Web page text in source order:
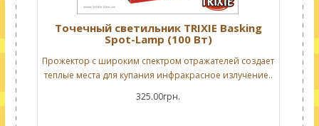
Точечный светильник TRIXIE Basking
Spot-Lamp (100 Вт)
Прожектор с широким спектром отражателей создает
теплые места для купания инфракрасное излучение..
325.00грн.